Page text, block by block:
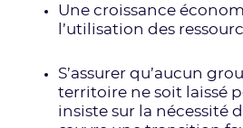
Une croissance
l’utilisation des
S’assurer qu’aucun
territoire ne soit laissé
insiste sur la nécessité